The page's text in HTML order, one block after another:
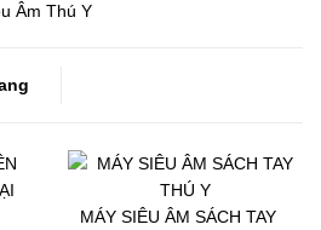
Âm Thú Y
MÁY SIÊU ÂM SÁCH TAY